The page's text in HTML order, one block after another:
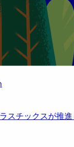
スチックスが推